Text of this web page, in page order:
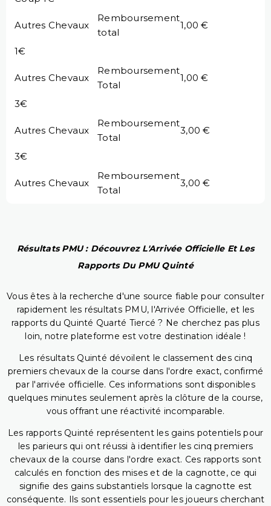
Autres Chevaux
Remboursement
total
1,00 €
1€
Autres Chevaux
Remboursement
Total
1,00 €
3€
Autres Chevaux
Remboursement
Total
3,00 €
3€
Autres Chevaux
Remboursement
Total
3,00 €
Résultats PMU : Découvrez L'Arrivée Officielle Et Les
Rapports Du PMU Quinté
Vous êtes à la recherche d'une source fiable pour consulter
rapidement les résultats PMU, l'Arrivée Officielle, et les
rapports du Quinté Quarté Tiercé ? Ne cherchez pas plus
loin, notre plateforme est votre destination idéale !
Les résultats Quinté dévoilent le classement des cinq
premiers chevaux de la course dans l'ordre exact, confirmé
par l'arrivée officielle. Ces informations sont disponibles
quelques minutes seulement après la clôture de la course,
vous offrant une réactivité incomparable.
Les rapports Quinté représentent les gains potentiels pour
les parieurs qui ont réussi à identifier les cinq premiers
chevaux de la course dans l'ordre exact. Ces rapports sont
calculés en fonction des mises et de la cagnotte, ce qui
signifie des gains substantiels lorsque la cagnotte est
conséquente. Ils sont essentiels pour les joueurs cherchant